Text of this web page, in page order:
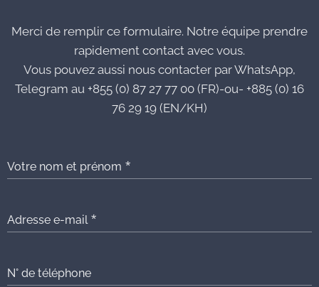
Merci de remplir ce formulaire. Notre équipe prendre
rapidement contact avec vous.
Vous pouvez aussi nous contacter par WhatsApp,
Telegram au +855 (0) 87 27 77 00 (FR)-ou- +885 (0) 16
76 29 19 (EN/KH)
Votre nom et prénom
Adresse e-mail
N° de téléphone